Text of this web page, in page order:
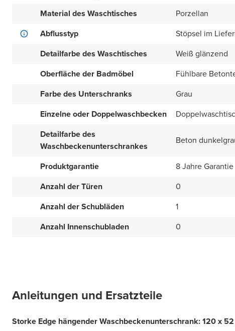
Material des Waschtisches
Porzellan
Abflusstyp
Stöpsel im
Detailfarbe des Waschtisches
Weiß glänzend
Oberfläche der Badmöbel
Fühlbare
Farbe des Unterschranks
Grau
Einzelne oder Doppelwaschbecken
Detailfarbe des
Waschbeckenunterschrankes
Beton
Produktgarantie
8 Jahre Garantie
Anzahl der Türen
0
Anzahl der Schubläden
1
Anzahl Innenschubladen
0
Anleitungen und Ersatzteile
Storke Edge hängender Waschbeckenunterschrank: 120 x